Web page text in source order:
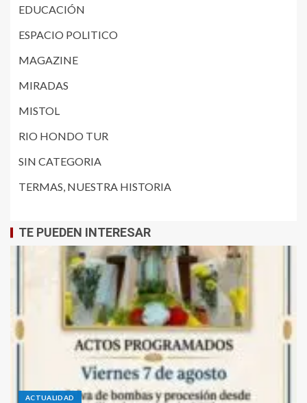
EDUCACIÓN
ESPACIO POLITICO
MAGAZINE
MIRADAS
MISTOL
RIO HONDO TUR
SIN CATEGORIA
TERMAS, NUESTRA HISTORIA
TE PUEDEN INTERESAR
ACTUALIDAD